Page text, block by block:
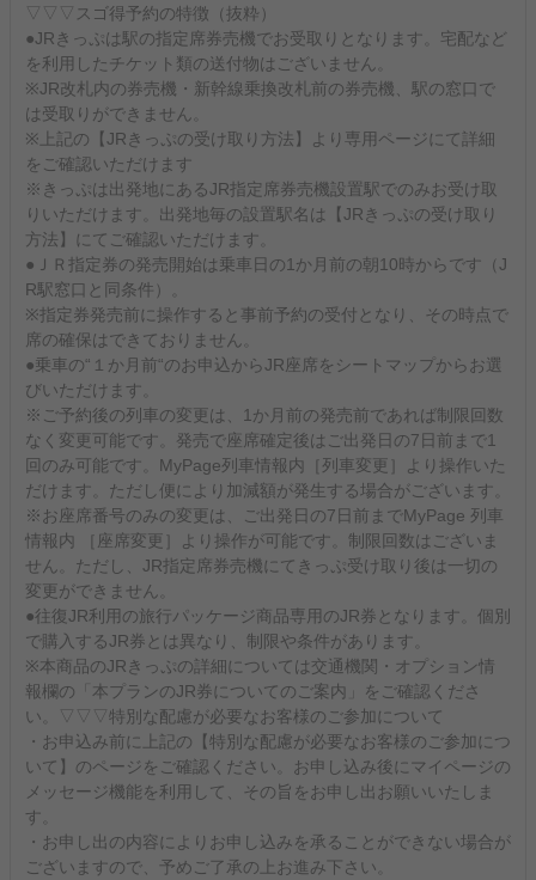
▽▽▽スゴ得予約の特徴（抜粋）
●JRきっぷは駅の指定席券売機でお受取りとなります。宅配など
を利用したチケット類の送付物はございません。
※JR改札内の券売機・新幹線乗換改札前の券売機、駅の窓口で
は受取りができません。
※上記の【JRきっぷの受け取り方法】より専用ページにて詳細
をご確認いただけます
※きっぷは出発地にあるJR指定席券売機設置駅でのみお受け取
りいただけます。出発地毎の設置駅名は【JRきっぷの受け取り
方法】にてご確認いただけます。
●ＪＲ指定券の発売開始は乗車日の1か月前の朝10時からです（J
R駅窓口と同条件）。
※指定券発売前に操作すると事前予約の受付となり、その時点で
席の確保はできておりません。
●乗車の“１か月前“のお申込からJR座席をシートマップからお選
びいただけます。
※ご予約後の列車の変更は、1か月前の発売前であれば制限回数
なく変更可能です。発売で座席確定後はご出発日の7日前まで1
回のみ可能です。MyPage列車情報内［列車変更］より操作いた
だけます。ただし便により加減額が発生する場合がございます。
※お座席番号のみの変更は、ご出発日の7日前までMyPage 列車
情報内 ［座席変更］より操作が可能です。制限回数はございま
せん。ただし、JR指定席券売機にてきっぷ受け取り後は一切の
変更ができません。
●往復JR利用の旅行パッケージ商品専用のJR券となります。個別
で購入するJR券とは異なり、制限や条件があります。
※本商品のJRきっぷの詳細については交通機関・オプション情
報欄の「本プランのJR券についてのご案内」をご確認くださ
い。▽▽▽特別な配慮が必要なお客様のご参加について
・お申込み前に上記の【特別な配慮が必要なお客様のご参加につ
いて】のページをご確認ください。お申し込み後にマイページの
メッセージ機能を利用して、その旨をお申し出お願いいたしま
す。
・お申し出の内容によりお申し込みを承ることができない場合が
ございますので、予めご了承の上お進み下さい。